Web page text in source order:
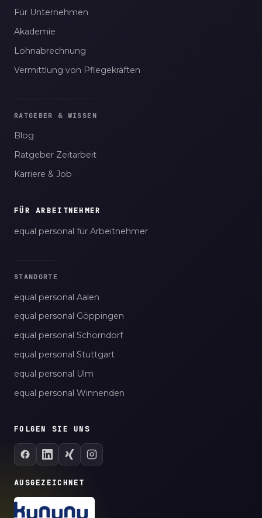
Für Unternehmen
Akademie
Lohnabrechnung
Vermittlung von Pflegekräften
RATGEBER & WISSEN
Blog
Ratgeber Zeitarbeit
Karriere & Job
FÜR ARBEITNEHMER
equal personal für Arbeitnehmer
STANDORTE
equal personal Aalen
equal personal Göppingen
equal personal Schorndorf
equal personal Stuttgart
equal personal Ulm
equal personal Winnenden
FOLGEN SIE UNS
AUSGEZEICHNET